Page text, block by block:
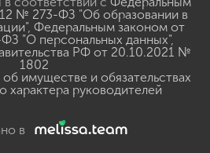
№ 273-ФЗ "Об образовании в
, Федеральным законом от
"О персональных данных",
РФ от 20.10.2021 №
1802
имуществе и обязательствах
характера руководителей
в